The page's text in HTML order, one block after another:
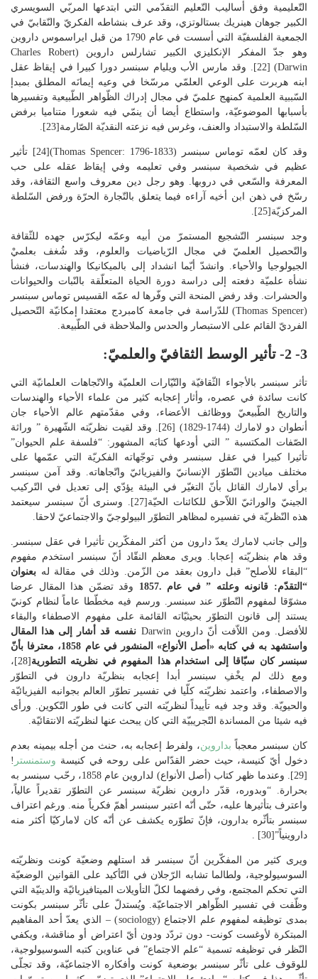
التّعليمية وفق أساليب التّعليم التقدّمي التي ابتدعها المربّي السويسري
الكبير جوهان هينريك بستالوتزي، وقد عرف بنشاطه الفكريّ والنّقابيّ في
الجمعية الفلسفيّة التي أسست في عام 1790 من قبل ايراسموس داروين
وهو جدّ المفكر الإنكليزي الكبير تشارلس داروين (Charles Robert
Darwin) [22]. وقد مارس الأب ويليام سبنسر دورا كبيرا في إيقاظ عقل
ابنه هربرت على الوعي العلمّي مرسّخا في وعيه إيمانَه المطلق بمبدإ
السّببية العلمية كمنهج علميّ في مجال إدراك الظّواهر الطّبيعية وتفسيرها
بأسبابها الموضوعيّة، واستطاع أيضا أن ينمّي فيه شعورا متناميا برفض
السّلطة والاستبداد والعنف، وغرس فيه نزعته النقديّة الصّارمة[23].
وقد كان لعمّه توماس سبنسر (Thomas Spencer: 1796-1833)[24] تأثير
عظيم في شخصية سبنسر وفي تعليمه وفي إيقاظ عقله على حب
المعرفة والسّعي في دروبها. وهو رجل دين معروف واسع الثقافة، وقد
رسّخ في ذهن ابن أخيه آراءه فيما يتعلق بالتّجارة الحرّة ورفض السّلطة
المركزيّة[25].
وجد سبنسر التّشجيع المستمرّ من أبيه وعمّه ليكرّس جهده للثّقافة
والتّحصيل العلميّ في مجال الرّياضيات والعلوم، وقد شُغف بعلميْ
الجيولوجيا والأحياء. وانشدّ أيّما انشداد إلى بالميكانيكا والهندسات، فنشأ
نشأة علميّة دفعته إلى دراسة دورة الحياة المتعلّقة بالنّبات والحيوانات
والحشرات. وقد رفض المنحة التي وفّرها له عمّه القسيس توماس سبنسر
(Thomas Spencer) للدّراسة في جامعة كامبردج معتقدا إمكانيّة التّحصيل
الفرديّ القائم على الاستبصار والحدس والملاحظة في الطّبيعة.
3- 2- تأثير الوسط الثقافيّ والعلميّ:
تأثر سبنسر بالأجواء الثّقافيّة والتّيّارات العلميّة والاتّجاهات العلمانيّة التي
كانت سائدة في عصره، وأثار إعجابه كثير من علماء الأحياء والهندسات
والتاريخ الطّبيعيّ ووظائف الأعضاء، وفي مقدّمتهم عالم الأحياء جان
أنطوان دو لامارك (1744-1829) [26]. وقد لقيت نظريّته الشّهيرة ” وراثة
الصّفات المكتسبة ” التي أودعها كتابَه المشهور: “فلسفة علم الحيوان”
تأثيرا كبيرا في عقل سبنسر وفي توجّهاته الفكريّة التي عمّمها على
مختلف ميادين التّطوّر الإنسانيّ والفيزيائيّ واتّجاهاته. وقد آمن سبنسر
برأي لامارك القائل بأنّ التغيّر في البيئة يؤدّي إلى تعديل في التّركيب
الجينيّ والوراثيّ اللاّحق للكائنات الحيّة[27]. وسنرى أنّ سبنسر سيعتمد
هذه النّظريّة في تفسيره لمظاهر التطوّر البيولوجيّ والاجتماعيّ لاحقا.
وإلى جانب لامارك يعدّ دارون من أكثر المفكّرين تأثيرا في عقل سبنسر.
وقد هام بنظريّته إعجابا. ويرى معظم النقّاد أنّ سبنسر استخدم مفهوم
“البقاء للأصلح” قبل دارون بعقد من الزّمن. وذلك في مقالة له بعنوان
“التقدّم: قانونه وعلته ” في عام .1857
وقد تضمّن هذا المقال عرضا
مشوّقا لمفهوم التّطوّر عند سبنسر. ورسم فيه مخطّطا عاماً لنظام كونيّ
يستند إلى قانون التطوّر بحيثيّاته القائمة على مفهوم الاصطفاء والبقاء
للأفضل. ومن اللاّفت أنّ داروين Darwin
نفسه قد أشار إلى هذا المقال
واستشهد به في كتابه «أصل الأنواع» المنشور في عام 1858، معترفا بأنّ
سبنسر كان سبّاقا إلى استخدام هذا المفهوم في نظريته التطورية
[28]،
ومع ذلك لم يخْفِ سبنسر أبدا إعجابه بنظريّة دارون في التطوّر
والاصطفاء، واعتمد نظريّته كلّيا في تفسير تطوّر العالم بجوانبه الفيزيائيّة
والحيويّة. وقد وجد فيه تأييداً لنظريّته التي كانت في طور التّكوين. ورأى
فيه شيئا من المساندة التّجريبيّة التي كان يبحث عنها لنظريّته الانتقائيّة.
كان سبنسر معجباً بداروين، ولفرط إعجابه به، حنث من أجله بيمينه بعدم
دخول أيّ كنيسة، حيث حضر القدّاس على روحه في كنيسة وستمنستر !
[29]. وعندما ظهر كتاب (أصل الأنواع) لداروين عام 1858، رحّب سبنسر به
بحرارة. “وبدوره، قدّر داروين نظريّة سبنسر عن التطوّر تقديراً عالياً،
واعترف بتأثيرها عليه، حتّى أنّه اعتبر سبنسر أهمّ فكرياً منه. ورغم اعتراف
سبنسر بتأثّره بدارون، فإنّ تطوّره يكشف عن أنّه كان لاماركيّا أكثر منه
داروينياً”[30] .
ويرى كثير من المفكّرين أنّ سبنسر قد استلهم وضعيّة كونت ونظريّته
السوسيولوجية، ولطالما تشابه الرّجلان في التّأكيد على القوانين الوضعيّة
التي تحكم المجتمع، وفي رفضهما لكلّ التأويلات الميتافيزيائيّة والدينيّة التي
وظّفت في تفسير الظّواهر الاجتماعيّة. ويُستدلّ على تأثّر سبنسر بكونت
بمدى توظيفه لمفهوم علم الاجتماع (sociology) – الذي يعدّ أحد المفاهيم
المبتكرة لأوغست كونت- دون تردّد ودون أيّ اعتراض أو مناقشة، ويكفي
النّظر في توظيفه تسمية “علم الاجتماع” في عناوين كتبه السوسيولوجية،
للوقوف على تأثّر سبنسر بوضعية كونت وأفكاره الاجتماعيّة، وقد تجلّى